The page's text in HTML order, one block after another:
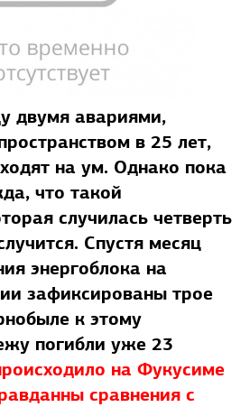
двумя авариями,
в 25 лет,
на ум. Однако пока
что такой
случилась четверть
Спустя месяц
энергоблока на
зафиксированы трое
к этому
погибли уже 23
на Фукусиме
сравнения с